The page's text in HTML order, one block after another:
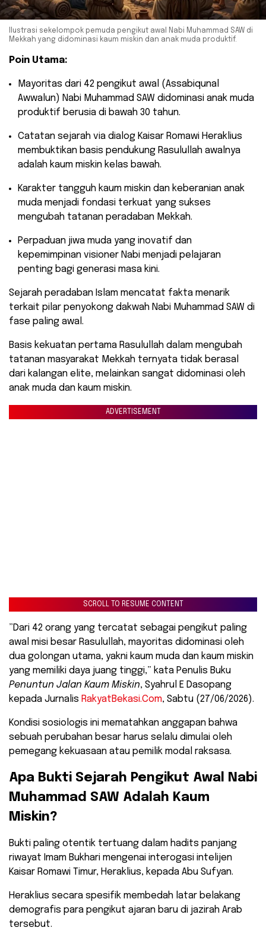
Ilustrasi sekelompok pemuda pengikut awal Nabi Muhammad SAW di
Mekkah yang didominasi kaum miskin dan anak muda produktif.
Poin Utama:
​Mayoritas dari 42 pengikut awal (Assabiqunal
Awwalun) Nabi Muhammad SAW didominasi anak muda
produktif berusia di bawah 30 tahun.
​Catatan sejarah via dialog Kaisar Romawi Heraklius
membuktikan basis pendukung Rasulullah awalnya
adalah kaum miskin kelas bawah.
​Karakter tangguh kaum miskin dan keberanian anak
muda menjadi fondasi terkuat yang sukses
mengubah tatanan peradaban Mekkah.
​Perpaduan jiwa muda yang inovatif dan
kepemimpinan visioner Nabi menjadi pelajaran
penting bagi generasi masa kini.
​Sejarah peradaban Islam mencatat fakta menarik
terkait pilar penyokong dakwah Nabi Muhammad SAW di
fase paling awal.
Basis kekuatan pertama Rasulullah dalam mengubah
tatanan masyarakat Mekkah ternyata tidak berasal
dari kalangan elite, melainkan sangat didominasi oleh
anak muda dan kaum miskin.
ADVERTISEMENT
SCROLL TO RESUME CONTENT
​”Dari 42 orang yang tercatat sebagai pengikut paling
awal misi besar Rasulullah, mayoritas didominasi oleh
dua golongan utama, yakni kaum muda dan kaum miskin
yang memiliki daya juang tinggi,” kata Penulis Buku
Penuntun Jalan Kaum Miskin, Syahrul E Dasopang
kepada Jurnalis RakyatBekasi.Com, Sabtu (27/06/2026).
​Kondisi sosiologis ini mematahkan anggapan bahwa
sebuah perubahan besar harus selalu dimulai oleh
pemegang kekuasaan atau pemilik modal raksasa.
​Apa Bukti Sejarah Pengikut Awal Nabi
Muhammad SAW Adalah Kaum
Miskin?
​Bukti paling otentik tertuang dalam hadits panjang
riwayat Imam Bukhari mengenai interogasi intelijen
Kaisar Romawi Timur, Heraklius, kepada Abu Sufyan.
Heraklius secara spesifik membedah latar belakang
demografis para pengikut ajaran baru di jazirah Arab
tersebut.